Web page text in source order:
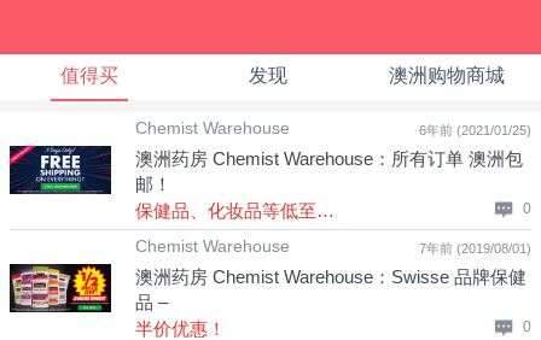
值得买 发现 澳洲购物商城
6年前 (2021/01/25)
Chemist Warehouse
澳洲药房 Chemist Warehouse：所有订单 澳洲包
邮！
保健品、化妆品等低至5折！
0
7年前 (2019/08/01)
Chemist Warehouse
澳洲药房 Chemist Warehouse：Swisse 品牌保健
品 –
半价优惠！
0